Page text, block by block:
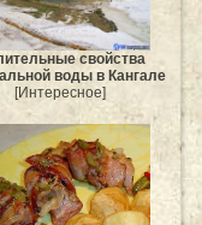
свойства
воды в Кангале
[Интересное]